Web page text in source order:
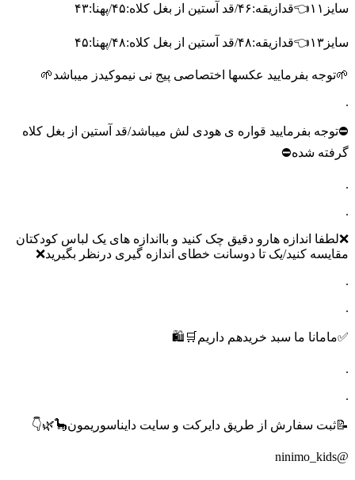
سایز۱۱👈قدازیقه:۴۶/قد آستین از بغل کلاه:۴۵/پهنا:۴۳
سایز۱۳👈قدازیقه:۴۸/قد آستین از بغل کلاه:۴۸/پهنا:۴۵
🌱توجه بفرمایید عکسها اختصاصی پیج نی نیموکیدز میباشد🌱
.
⛔️توجه بفرمایید قواره ی هودی لش میباشد/قد آستین از بغل کلاه
گرفته شده⛔️
.
.
❌لطفا اندازه هارو دقیق چک کنید و بااندازه های یک لباس کودکتان
مقایسه کنید/یک تا دوسانت خطای اندازه گیری درنظر بگیرید❌
.
.
✅مامانا ما سبد خریدهم داریم🛒🛍️
.
.
📝ثبت سفارش از طریق دایرکت و سایت دایناسوریمون🦕🌿👇
@ninimo_kids